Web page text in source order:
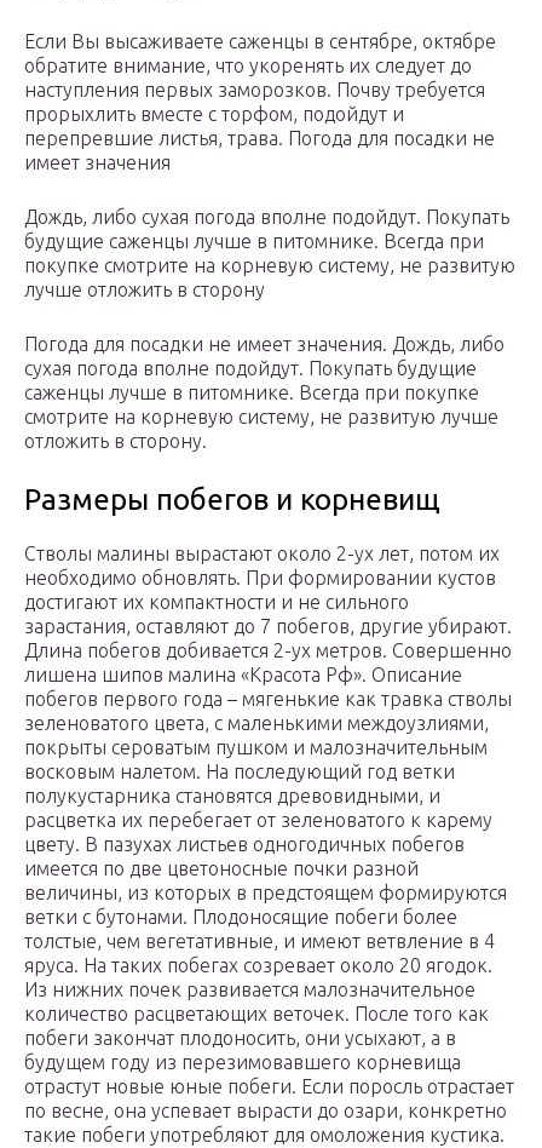
Если Вы высаживаете саженцы в сентябре, октябре
обратите внимание, что укоренять их следует до
наступления первых заморозков. Почву требуется
прорыхлить вместе с торфом, подойдут и
перепревшие листья, трава. Погода для посадки не
имеет значения
Дождь, либо сухая погода вполне подойдут. Покупать
будущие саженцы лучше в питомнике. Всегда при
покупке смотрите на корневую систему, не развитую
лучше отложить в сторону
Погода для посадки не имеет значения. Дождь, либо
сухая погода вполне подойдут. Покупать будущие
саженцы лучше в питомнике. Всегда при покупке
смотрите на корневую систему, не развитую лучше
отложить в сторону.
Размеры побегов и корневищ
Стволы малины вырастают около 2-ух лет, потом их
необходимо обновлять. При формировании кустов
достигают их компактности и не сильного
зарастания, оставляют до 7 побегов, другие убирают.
Длина побегов добивается 2-ух метров. Совершенно
лишена шипов малина «Красота Рф». Описание
побегов первого года – мягенькие как травка стволы
зеленоватого цвета, с маленькими междоузлиями,
покрыты сероватым пушком и малозначительным
восковым налетом. На последующий год ветки
полукустарника становятся древовидными, и
расцветка их перебегает от зеленоватого к карему
цвету. В пазухах листьев одногодичных побегов
имеется по две цветоносные почки разной
величины, из которых в предстоящем формируются
ветки с бутонами. Плодоносящие побеги более
толстые, чем вегетативные, и имеют ветвление в 4
яруса. На таких побегах созревает около 20 ягодок.
Из нижних почек развивается малозначительное
количество расцветающих веточек. После того как
побеги закончат плодоносить, они усыхают, а в
будущем году из перезимовавшего корневища
отрастут новые юные побеги. Если поросль отрастает
по весне, она успевает вырасти до озари, конкретно
такие побеги употребляют для омоложения кустика.